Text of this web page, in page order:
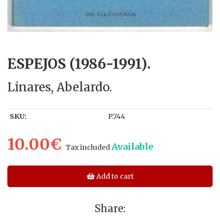
ESPEJOS (1986-1991).
Linares, Abelardo.
SKU: P.744
10.00€ Tax includedAvailable
Add to cart
Share: